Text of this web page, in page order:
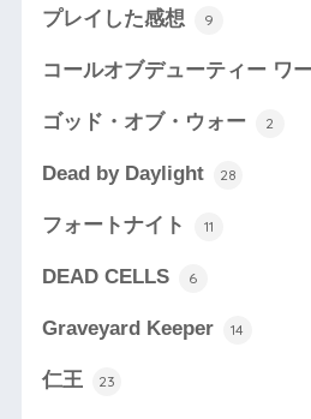
プレイした感想 9
コールオブデューティー ワ
ゴッド・オブ・ウォー 2
Dead by Daylight 28
フォートナイト 11
DEAD CELLS 6
Graveyard Keeper 14
仁王 23